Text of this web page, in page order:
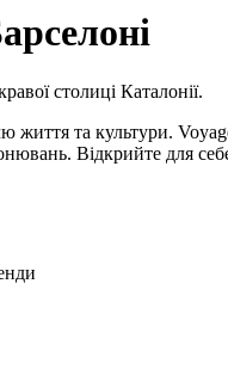
столиці Каталонії.
життя та культури.
Відкрийте для